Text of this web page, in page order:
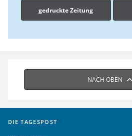
gedruckte Zeitung
NACH OBEN
DIE TAGESPOST